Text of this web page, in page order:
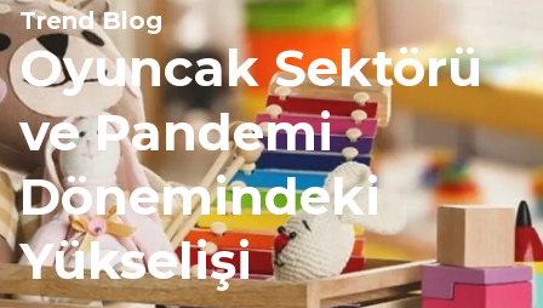
Trend Blog
Oyuncak Sektörü
ve Pandemi
Dönemindeki
Yükselişi